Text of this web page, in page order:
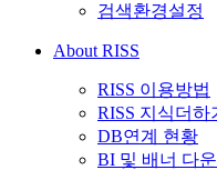
검색환경설정
About RISS
RISS 이용방법
RISS 지식더하
DB연계 현황
BI 및 배너 다